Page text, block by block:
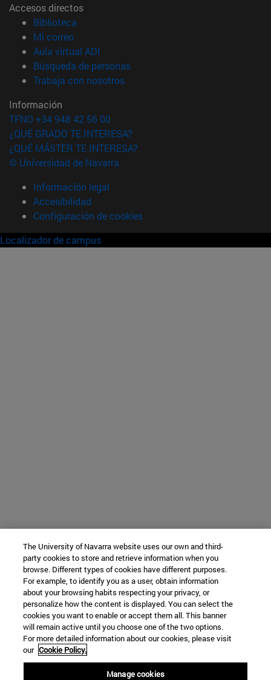
Accesos directos
Biblioteca
Mi correo(abre en nueva ventana)
Aula virtual ADI
Búsqueda de personas(abre en nueva ventana)
Trabaja con nosotros(abre en nueva ventana)
Información
TFNO +34 948 42 56 00
¿QUÉ GRADO TE INTERESA?
¿QUÉ MÁSTER TE INTERESA?
© Universidad de Navarra
Información legal
Accesibilidad
Configuración de cookies
Localizador de campus
The University of Navarra website uses our own and third-
party cookies to store and retrieve information when you
browse. Different types of cookies have different purposes.
For example, to identify you as a user, obtain information
about your browsing habits respecting your privacy, or
personalize how the content is displayed. You can select the
cookies you want to enable or accept them all. This banner
will remain active until you choose one of the two options.
For more detailed information about our cookies, please visit
our Cookie Policy.
Manage cookies